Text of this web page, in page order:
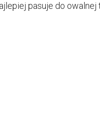
pasuje do owalnej